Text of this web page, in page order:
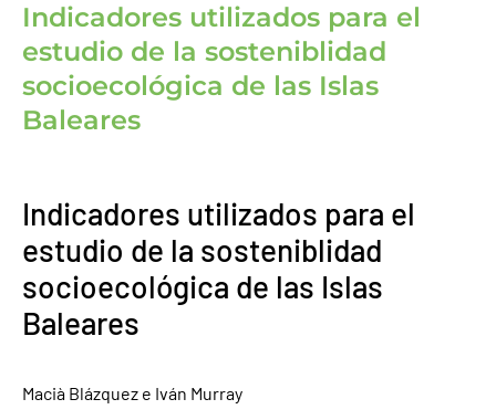
Indicadores utilizados para el
estudio de la sosteniblidad
socioecológica de las Islas
Baleares
Indicadores utilizados para el
estudio de la sosteniblidad
socioecológica de las Islas
Baleares
Macià Blázquez e Iván Murray